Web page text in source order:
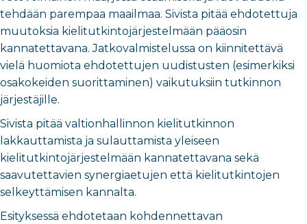
tehdään parempaa maailmaa. Sivista pitää ehdotettuja
muutoksia kielitutkintojärjestelmään pääosin
kannatettavana. Jatkovalmistelussa on kiinnitettävä
vielä huomiota ehdotettujen uudistusten (esimerkiksi
osakokeiden suorittaminen) vaikutuksiin tutkinnon
järjestäjille.
Sivista pitää valtionhallinnon kielitutkinnon
lakkauttamista ja sulauttamista yleiseen
kielitutkintojärjestelmään kannatettavana sekä
saavutettavien synergiaetujen että kielitutkintojen
selkeyttämisen kannalta.
Esityksessä ehdotetaan kohdennettavan